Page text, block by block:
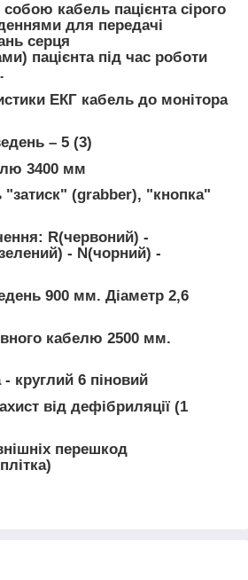
кабель пацієнта сірого
для передачі
серця
пацієнта під час роботи
ЕКГ кабель до монітора
– 5 (3)
3400 мм
"затиск" (grabber), "кнопка"
R(червоний) -
- N(чорний) -
900 мм. Діаметр 2,6
кабелю 2500 мм.
- круглий 6 піновий
від дефібриляції (1
перешкод